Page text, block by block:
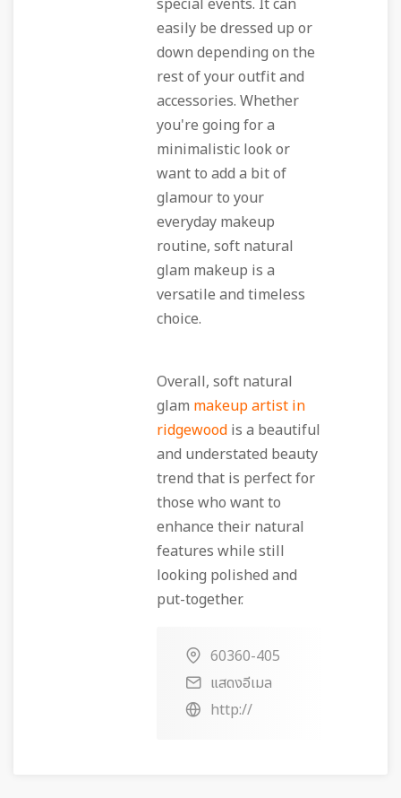
special events. It can
easily be dressed up or
down depending on the
rest of your outfit and
accessories. Whether
you're going for a
minimalistic look or
want to add a bit of
glamour to your
everyday makeup
routine, soft natural
glam makeup is a
versatile and timeless
choice.
Overall, soft natural
glam makeup artist in
ridgewood is a beautiful
and understated beauty
trend that is perfect for
those who want to
enhance their natural
features while still
looking polished and
put-together.
60360-405
แสดงอีเมล
http://